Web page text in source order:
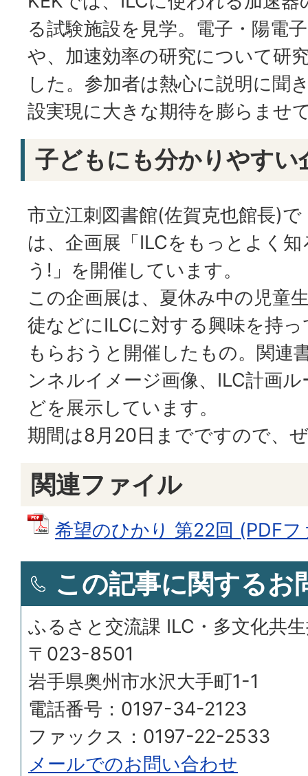
る試験施設を見学。電子・陽電
や、加速効率の研究について研
した。参加者は熱心に説明に聞
設実現に大きな期待を膨らませ
子どもにも分かりやすい
市立江刺図書館(佐賀克也館長)で
は、企画展「ILCをもっとよく知
う!」を開催しています。
この企画展は、夏休み中の児童
徒などにILCに対する興味を持っ
もらおうと開催したもの。関連
ンネルイメージ画像、ILC計画
どを展示しています。
期間は8月20日までですので、
関連ファイル
希望のひかり 第22回 (PDFフ
この記事に関するお
ふるさと交流課 ILC・多文化共
〒023-8501
岩手県奥州市水沢大手町1-1
電話番号：0197-34-2123
ファックス：0197-22-2533
メールでのお問い合わせ